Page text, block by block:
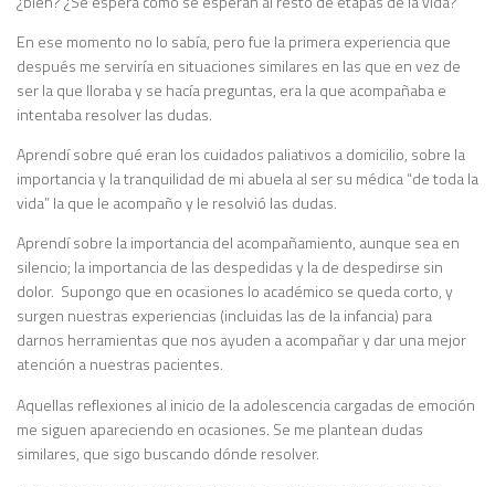
En ese momento no lo sabía, pero fue la primera experiencia que
después me serviría en situaciones similares en las que en vez de
ser la que lloraba y se hacía preguntas, era la que acompañaba e
intentaba resolver las dudas.
Aprendí sobre qué eran los cuidados paliativos a domicilio, sobre la
importancia y la tranquilidad de mi abuela al ser su médica “de toda la
vida” la que le acompaño y le resolvió las dudas.
Aprendí sobre la importancia del acompañamiento, aunque sea en
silencio; la importancia de las despedidas y la de despedirse sin
dolor. Supongo que en ocasiones lo académico se queda corto, y
surgen nuestras experiencias (incluidas las de la infancia) para
darnos herramientas que nos ayuden a acompañar y dar una mejor
atención a nuestras pacientes.
Aquellas reflexiones al inicio de la adolescencia cargadas de emoción
me siguen apareciendo en ocasiones. Se me plantean dudas
similares, que sigo buscando dónde resolver.